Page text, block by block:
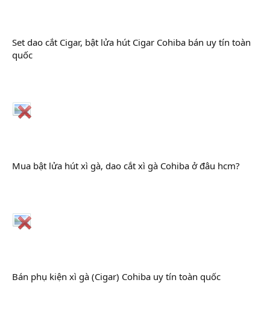
Set dao cắt Cigar, bật lửa hút Cigar Cohiba bán uy tín toàn
quốc
Mua bật lửa hút xì gà, dao cắt xì gà Cohiba ở đâu hcm?
Bán phụ kiện xì gà (Cigar) Cohiba uy tín toàn quốc